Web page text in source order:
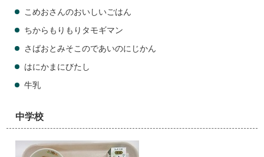
こめおさんのおいしいごはん
ちからもりもりタモギマン
さばおとみそこのであいのにじかん
はにかまにびたし
牛乳
中学校